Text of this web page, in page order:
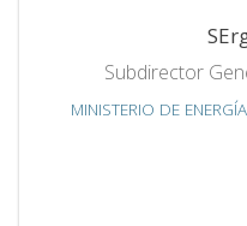
Subdirector
MINISTERIO DE